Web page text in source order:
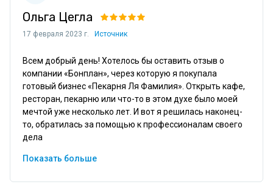
Ольга Цегла
17 февраля 2023 г. Источник
Всем добрый день! Хотелось бы оставить отзыв о
компании «Бонплан», через которую я покупала
готовый бизнес «Пекарня Ля Фамилия». Открыть кафе,
ресторан, пекарню или что-то в этом духе было моей
мечтой уже несколько лет. И вот я решилась наконец-
то, обратилась за помощью к профессионалам своего
дела
Показать больше